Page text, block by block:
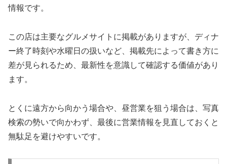
情報です。
この店は主要なグルメサイトに掲載がありますが、ディナ
ー終了時刻や水曜日の扱いなど、掲載先によって書き方に
差が見られるため、最新性を意識して確認する価値があり
ます。
とくに遠方から向かう場合や、昼営業を狙う場合は、写真
検索の勢いで向かわず、最後に営業情報を見直しておくと
無駄足を避けやすいです。